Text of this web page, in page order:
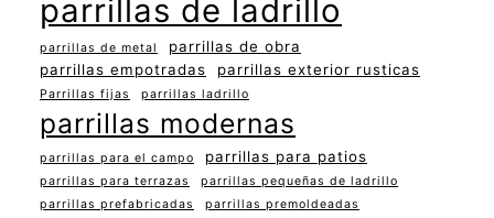
parrillas de ladrillo
parrillas de metal
parrillas de obra
parrillas empotradas
parrillas exterior rusticas
Parrillas fijas parrillas ladrillo
parrillas modernas
parrillas para el campo parrillas para patios
parrillas para terrazas
parrillas pequeñas de ladrillo
parrillas prefabricadas
parrillas premoldeadas